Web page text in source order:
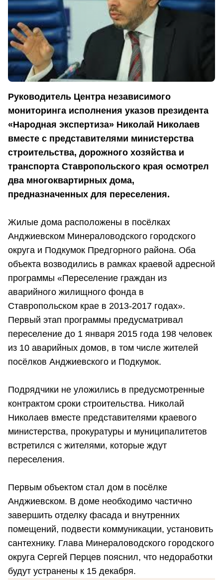
Руководитель Центра независимого
мониторинга исполнения указов президента
«Народная экспертиза» Николай Николаев
вместе с представителями министерства
строительства, дорожного хозяйства и
транспорта Ставропольского края осмотрел
два многоквартирных дома,
предназначенных для переселения.
Жилые дома расположены в посёлках
Анджиевском Минераловодского городского
округа и Подкумок Предгорного района. Оба
объекта возводились в рамках краевой адресной
программы «Переселение граждан из
аварийного жилищного фонда в
Ставропольском крае в 2013-2017 годах».
Первый этап программы предусматривал
переселение до 1 января 2015 года 198 человек
из 10 аварийных домов, в том числе жителей
посёлков Анджиевского и Подкумок.
Подрядчики не уложились в предусмотренные
контрактом сроки строительства. Николай
Николаев вместе представителями краевого
министерства, прокуратуры и муниципалитетов
встретился с жителями, которые ждут
переселения.
Первым объектом стал дом в посёлке
Анджиевском. В доме необходимо частично
завершить отделку фасада и внутренних
помещений, подвести коммуникации, установить
сантехнику. Глава Минераловодского городского
округа Сергей Перцев пояснил, что недоработки
будут устранены к 15 декабря.